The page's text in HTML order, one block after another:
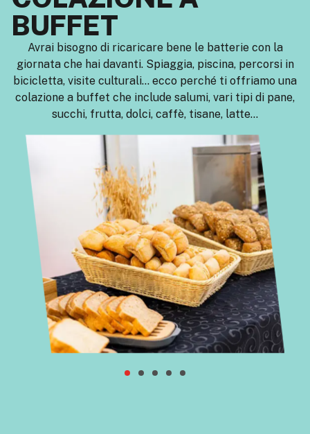
BUFFET
Avrai bisogno di ricaricare bene le batterie con la
giornata che hai davanti. Spiaggia, piscina, percorsi in
bicicletta, visite culturali… ecco perché ti offriamo una
colazione a buffet che include salumi, vari tipi di pane,
succhi, frutta, dolci, caffè, tisane, latte…